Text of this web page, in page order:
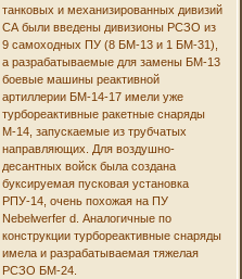
танковых и механизированных дивизий
СА были введены дивизионы РСЗО из
9 самоходных ПУ (8 БМ-13 и 1 БМ-31),
а разрабатываемые для замены БМ-13
боевые машины реактивной
артиллерии БМ-14-17 имели уже
турбореактивные ракетные снаряды
М-14, запускаемые из трубчатых
направляющих. Для воздушно-
десантных войск была создана
буксируемая пусковая установка
РПУ-14, очень похожая на ПУ
Nebelwerfer d. Аналогичные по
конструкции турбореактивные снаряды
имела и разрабатываемая тяжелая
РСЗО БМ-24.